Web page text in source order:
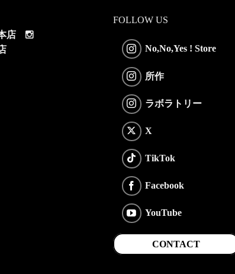
店
FOLLOW US
No,No,Yes ! Store
所作
ラボラトリー
X
TikTok
Facebook
YouTube
CONTACT